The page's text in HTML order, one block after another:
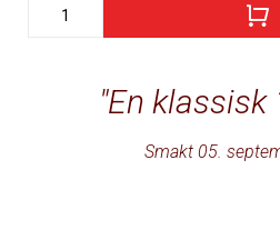
En klassisk
Smakt 05.